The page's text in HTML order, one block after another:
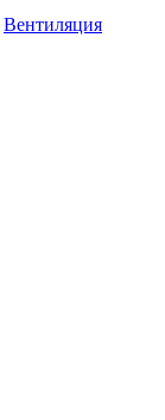
Вентиляция